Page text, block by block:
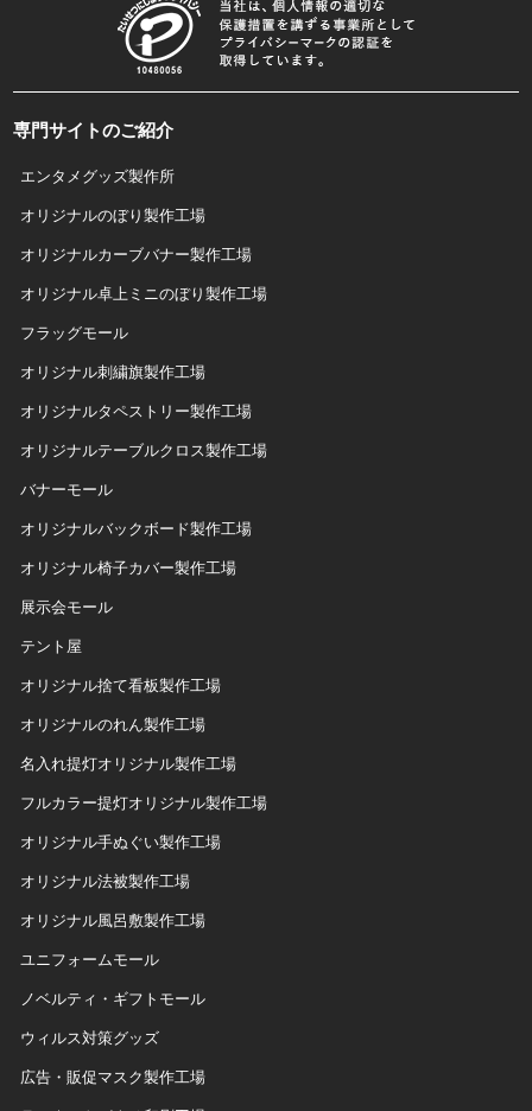
専門サイトのご紹介
エンタメグッズ製作所
オリジナルのぼり製作工場
オリジナルカーブバナー製作工場
オリジナル卓上ミニのぼり製作工場
フラッグモール
オリジナル刺繍旗製作工場
オリジナルタペストリー製作工場
オリジナルテーブルクロス製作工場
バナーモール
オリジナルバックボード製作工場
オリジナル椅子カバー製作工場
展示会モール
テント屋
オリジナル捨て看板製作工場
オリジナルのれん製作工場
名入れ提灯オリジナル製作工場
フルカラー提灯オリジナル製作工場
オリジナル手ぬぐい製作工場
オリジナル法被製作工場
オリジナル風呂敷製作工場
ユニフォームモール
ノベルティ・ギフトモール
ウィルス対策グッズ
広告・販促マスク製作工場